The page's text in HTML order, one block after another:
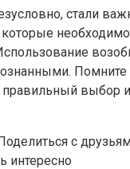
стали
выбор
с
интересно